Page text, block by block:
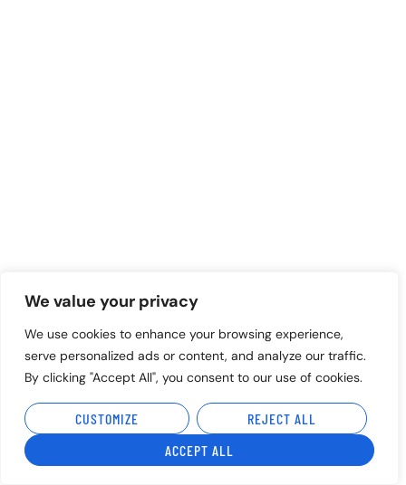
We value your privacy
We use cookies to enhance your browsing experience,
serve personalized ads or content, and analyze our traffic.
By clicking "Accept All", you consent to our use of cookies.
CUSTOMIZE
REJECT ALL
ACCEPT ALL